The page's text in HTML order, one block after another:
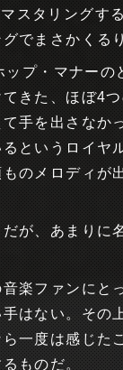
スタリングす
でまさかくる
ップ・マナー
きた、ほぼ4
手を出さなか
というロイヤ
のメロディが
が、あまりに
楽ファンにと
はない。その
一度は感じた
ものだ。